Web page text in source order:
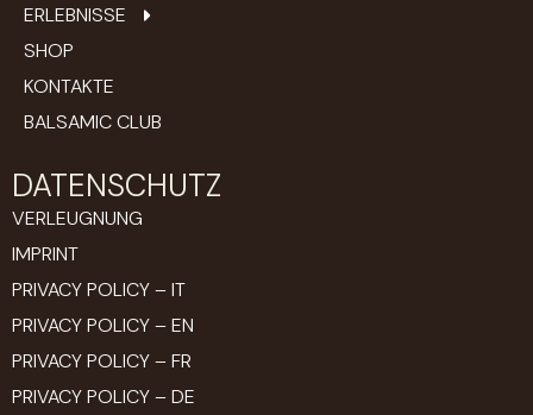
ERLEBNISSE
SHOP
KONTAKTE
BALSAMIC CLUB
DATENSCHUTZ
VERLEUGNUNG
IMPRINT
PRIVACY POLICY – IT
PRIVACY POLICY – EN
PRIVACY POLICY – FR
PRIVACY POLICY – DE